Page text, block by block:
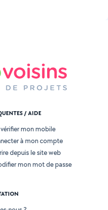
/ AIDE
mon mobile
à mon compte
depuis le site web
mon mot de passe